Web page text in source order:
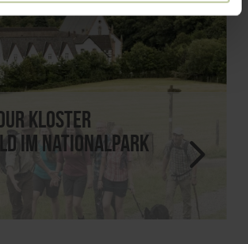
Kloster
im Nationalpark